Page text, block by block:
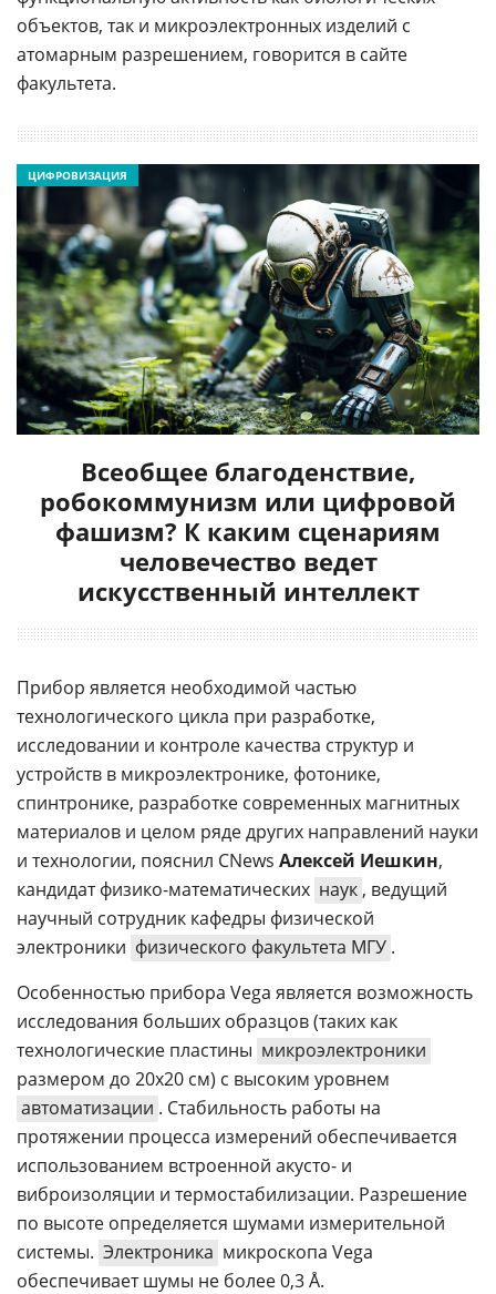
объектов, так и микроэлектронных изделий с
атомарным разрешением, говорится в сайте
факультета.
Всеобщее благоденствие,
робокоммунизм или цифровой
фашизм? К каким сценариям
человечество ведет
искусственный интеллект
ЦИФРОВИЗАЦИЯ
Прибор является необходимой частью
технологического цикла при разработке,
исследовании и контроле качества структур и
устройств в микроэлектронике, фотонике,
спинтронике, разработке современных магнитных
материалов и целом ряде других направлений науки
и технологии, пояснил CNews Алексей Иешкин,
кандидат физико-математических наук , ведущий
научный сотрудник кафедры физической
электроники физического факультета МГУ .
Особенностью прибора Vega является возможность
исследования больших образцов (таких как
технологические пластины микроэлектроники
размером до 20х20 см) с высоким уровнем
автоматизации . Стабильность работы на
протяжении процесса измерений обеспечивается
использованием встроенной акусто- и
виброизоляции и термостабилизации. Разрешение
по высоте определяется шумами измерительной
системы. Электроника микроскопа Vega
обеспечивает шумы не более 0,3 Å.